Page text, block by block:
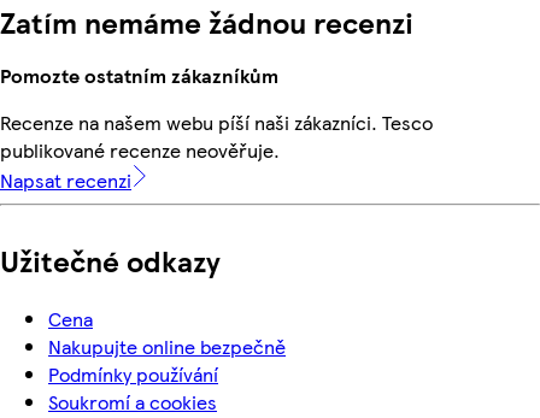
Zatím nemáme žádnou recenzi
Pomozte ostatním zákazníkům
Recenze na našem webu píší naši zákazníci. Tesco
publikované recenze neověřuje.
Napsat recenzi
Užitečné odkazy
Cena
Nakupujte online bezpečně
Podmínky používání
Soukromí a cookies